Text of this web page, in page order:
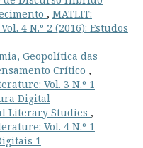
, MATLIT:
4 N.º 2 (2016): Estudos
Geopolítica das
Crítico ,
Vol. 3 N.º 1
Digital
Literary Studies ,
Vol. 4 N.º 1
1